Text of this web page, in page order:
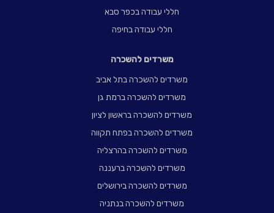
חללי עבודה בכפר סבא
חללי עבודה בחיפה
משרדים להשכרה
משרדים להשכרה בתל אביב
משרדים להשכרה ברמת גן
משרדים להשכרה בראשון לציון
משרדים להשכרה בפתח תקווה
משרדים להשכרה בהרצליה
משרדים להשכרה ברעננה
משרדים להשכרה בירושלים
משרדים להשכרה בנתניה